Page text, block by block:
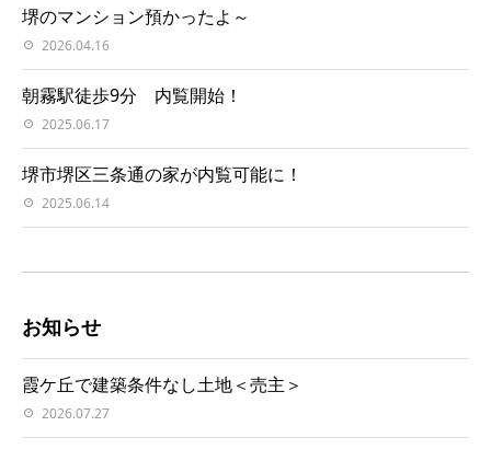
堺のマンション預かったよ～
2026.04.16
朝霧駅徒歩9分 内覧開始！
2025.06.17
堺市堺区三条通の家が内覧可能に！
2025.06.14
お知らせ
霞ケ丘で建築条件なし土地＜売主＞
2026.07.27